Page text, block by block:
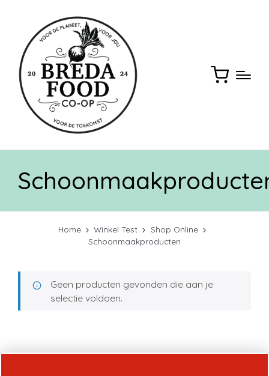
Home Winkel Test
Shop Online
Schoonmaakproducten
Geen producten gevonden die aan je
selectie voldoen.